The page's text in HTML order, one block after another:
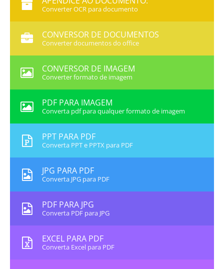
Converter OCR para documento
CONVERSOR DE DOCUMENTOS
Converter documentos do office
CONVERSOR DE IMAGEM
Converter formato de imagem
PDF PARA IMAGEM
Converta pdf para qualquer formato de imagem
PPT PARA PDF
Converta PPT e PPTX para PDF
JPG PARA PDF
Converta JPG para PDF
PDF PARA JPG
Converta PDF para JPG
EXCEL PARA PDF
Converta Excel para PDF